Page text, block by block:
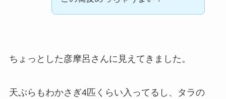
ちょっとした彦摩呂さんに見えてきました。
天ぷらもわかさぎ4匹くらい入ってるし、タラの